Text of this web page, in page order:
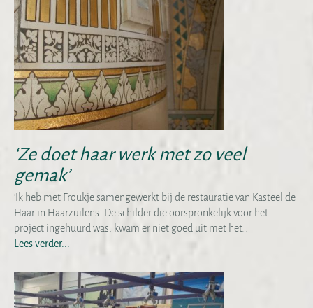
‘Ze doet haar werk met zo veel
gemak’
‘Ik heb met Froukje samengewerkt bij de restauratie van Kasteel de
Haar in Haarzuilens. De schilder die oorspronkelijk voor het
project ingehuurd was, kwam er niet goed uit met het…
Lees verder...